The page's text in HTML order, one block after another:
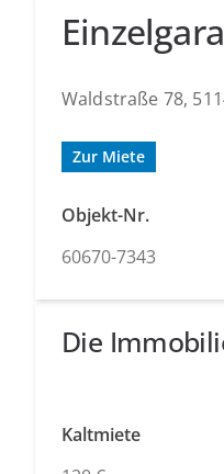
Waldstraße 78,
Zur Miete
Objekt-Nr.
60670-7343
Die
Kaltmiete